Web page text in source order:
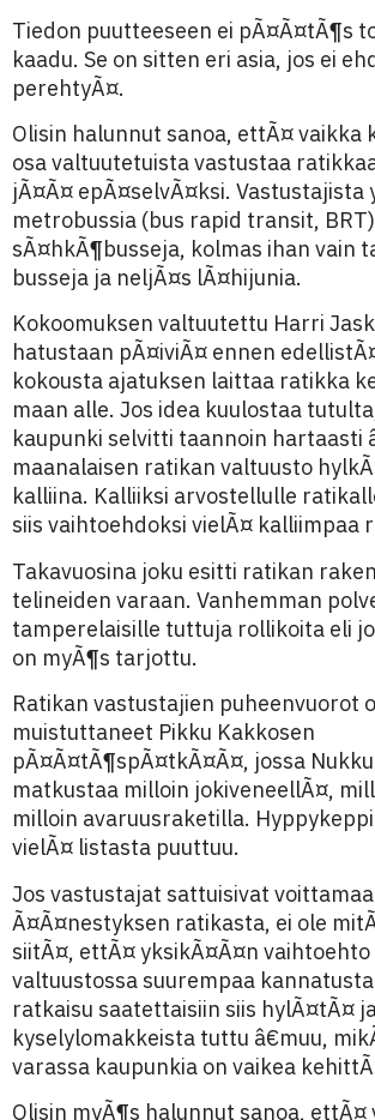
Tiedon puutteeseen ei pÃ¤Ã¤tÃ¶s
kaadu. Se on sitten eri asia, jos ei
perehtyÃ¤.
Olisin halunnut sanoa, ettÃ¤ vaikka
osa valtuutetuista vastustaa
jÃ¤Ã¤ epÃ¤selvÃ¤ksi. Vastustajista
metrobussia (bus rapid transit,
sÃ¤hkÃ¶busseja, kolmas ihan vain
busseja ja neljÃ¤s lÃ¤hijunia.
Kokoomuksen valtuutettu Harri
hatustaan pÃ¤iviÃ¤ ennen
kokousta ajatuksen laittaa ratikka
maan alle. Jos idea kuulostaa
kaupunki selvitti taannoin hartaasti
maanalaisen ratikan valtuusto
kalliina. Kalliiksi arvostellulle
siis vaihtoehdoksi vielÃ¤ kalliimpaa
Takavuosina joku esitti ratikan
telineiden varaan. Vanhemman
tamperelaisille tuttuja rollikoita eli
on myÃ¶s tarjottu.
Ratikan vastustajien puheenvuorot
muistuttaneet Pikku Kakkosen
pÃ¤Ã¤tÃ¶spÃ¤tkÃ¤Ã¤, jossa
matkustaa milloin jokiveneellÃ¤,
milloin avaruusraketilla.
vielÃ¤ listasta puuttuu.
Jos vastustajat sattuisivat
Ã¤Ã¤nestyksen ratikasta, ei ole
siitÃ¤, ettÃ¤ yksikÃ¤Ã¤n
valtuustossa suurempaa
ratkaisu saatettaisiin siis hylÃ¤tÃ¤
kyselylomakkeista tuttu â€muu,
varassa kaupunkia on vaikea
Olisin myÃ¶s halunnut sanoa,